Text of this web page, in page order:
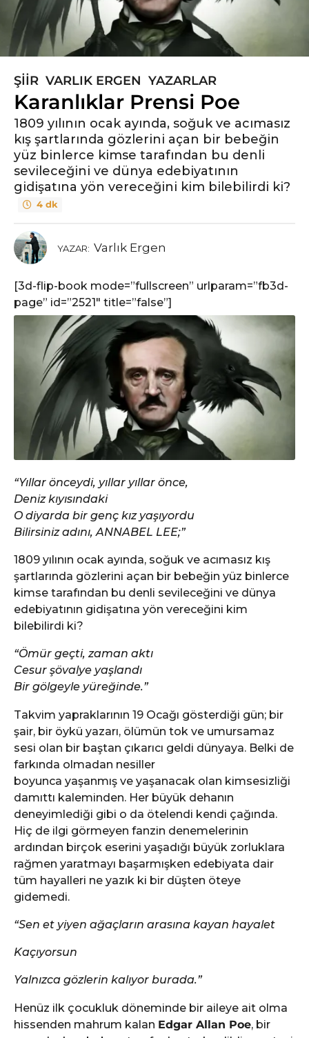
6
y
l
ö
n
e
ı
ö
c
ŞIIR ,VARLIK ERGEN ,YAZARLAR
Karanlıklar Prensi Poe
1809 yılının ocak ayında, soğuk ve acımasız
kış şartlarında gözlerini açan bir bebeğin
yüz binlerce kimse tarafından bu denli
sevileceğini ve dünya edebiyatının
gidişatına yön vereceğini kim bilebilirdi ki?
4 dk
YAZAR: Varlık Ergen
[3d-flip-book mode=”fullscreen” urlparam=”fb3d-
page” id=”2521″ title=”false”]
“Yıllar önceydi, yıllar yıllar önce,
Deniz kıyısındaki
O diyarda bir genç kız yaşıyordu
Bilirsiniz adını, ANNABEL LEE;”
1809 yılının ocak ayında, soğuk ve acımasız kış
şartlarında gözlerini açan bir bebeğin yüz binlerce
kimse tarafından bu denli sevileceğini ve dünya
edebiyatının gidişatına yön vereceğini kim
bilebilirdi ki?
“Ömür geçti, zaman aktı
Cesur şövalye yaşlandı
Bir gölgeyle yüreğinde.”
Takvim yapraklarının 19 Ocağı gösterdiği gün; bir
şair, bir öykü yazarı, ölümün tok ve umursamaz
sesi olan bir baştan çıkarıcı geldi dünyaya. Belki de
farkında olmadan nesiller
boyunca yaşanmış ve yaşanacak olan kimsesizliği
damıttı kaleminden. Her büyük dehanın
deneyimlediği gibi o da ötelendi kendi çağında.
Hiç de ilgi görmeyen fanzin denemelerinin
ardından birçok eserini yaşadığı büyük zorluklara
rağmen yaratmayı başarmışken edebiyata dair
tüm hayalleri ne yazık ki bir düşten öteye
gidemedi.
“Sen et yiyen ağaçların arasına kayan hayalet
Kaçıyorsun
Yalnızca gözlerin kalıyor burada.”
Henüz ilk çocukluk döneminde bir aileye ait olma
hissenden mahrum kalan Edgar Allan Poe, bir